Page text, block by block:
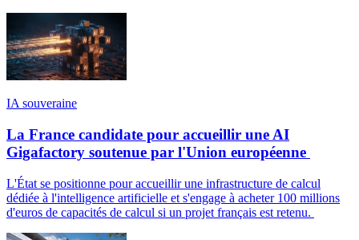
IA souveraine
La France candidate pour accueillir une AI
Gigafactory soutenue par l'Union européenne
L'État se positionne pour accueillir une infrastructure de calcul
dédiée à l'intelligence artificielle et s'engage à acheter 100 millions
d'euros de capacités de calcul si un projet français est retenu.